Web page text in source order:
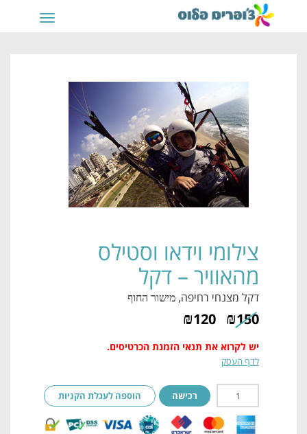
תפריט
צילומי וידאו וסטילס
מהאוויר – דקל
דקל מצנחי רחיפה, מישור החוף
₪150
₪120
יש לקרוא את תנאי הזמנת הכרטיסים.
לדף העסק
רכישה הוספה לעגלת הקניות